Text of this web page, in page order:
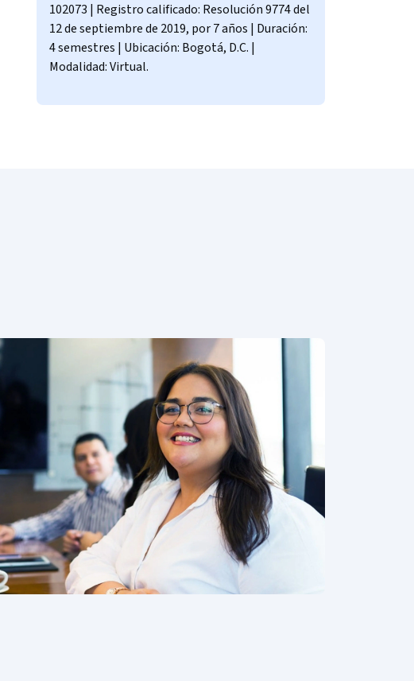
102073 | Registro calificado: Resolución 9774 del
12 de septiembre de 2019, por 7 años | Duración:
4 semestres | Ubicación: Bogotá, D.C. |
Modalidad: Virtual.